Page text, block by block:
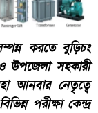
করতে বুড়িচং
উপজেলা সহকারী
আনবার নেতৃত্বে
পরীক্ষা কেন্দ্র